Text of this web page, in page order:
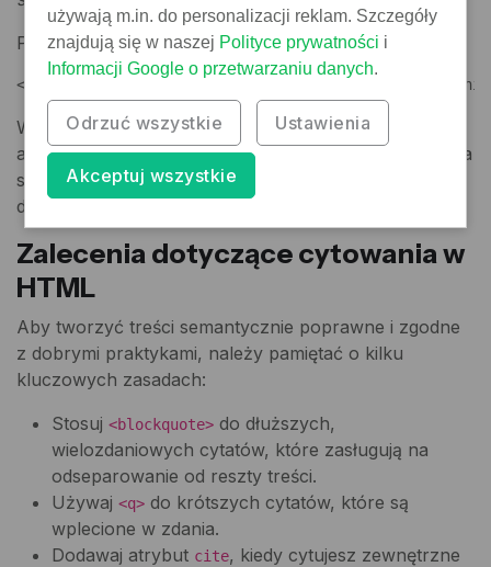
Przykład cytatu w kursywie:
<p><em>"To cytat zapisany kursywą, bez użycia
W przypadku bardziej formalnych treści, takich jak
artykuły naukowe lub profesjonalne publikacje, zaleca
się unikanie takich uproszczeń i stosowanie
dedykowanych znaczników cytatu.
Zalecenia dotyczące cytowania w
HTML
Aby tworzyć treści semantycznie poprawne i zgodne
z dobrymi praktykami, należy pamiętać o kilku
kluczowych zasadach:
Stosuj <blockquote> do dłuższych,
wielozdaniowych cytatów, które zasługują na
odseparowanie od reszty treści.
Używaj <q> do krótszych cytatów, które są
wplecione w zdania.
Dodawaj atrybut cite, kiedy cytujesz zewnętrzne
używają m.in. do personalizacji reklam. Szczegóły
znajdują się w naszej Polityce prywatności i
Informacji Google o przetwarzaniu danych.
Odrzuć wszystkie Ustawienia
Akceptuj wszystkie